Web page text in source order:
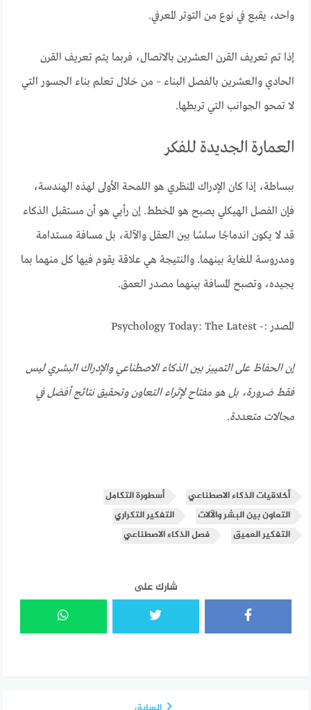
واحد، يقبع في نوع من التوتر المعرفي.
إذا تم تعريف القرن العشرين بالاتصال، فربما يتم تعريف القرن
الحادي والعشرين بالفصل البناء – من خلال تعلم بناء الجسور التي
لا تمحو الجوانب التي تربطها.
العمارة الجديدة للفكر
ببساطة، إذا كان الإدراك المنظري هو اللمحة الأولى لهذه الهندسة،
فإن الفصل الهيكلي يصبح هو المخطط. إن رأيي هو أن مستقبل الذكاء
قد لا يكون اندماجًا سلسًا بين العقل والآلة، بل مسافة مستدامة
ومدروسة للغاية بينهما. والنتيجة هي علاقة يقوم فيها كل منهما بما
يجيده، وتصبح المسافة بينهما مصدر العمق.
المصدر :- Psychology Today: The Latest
إن الحفاظ على التمييز بين الذكاء الاصطناعي والإدراك البشري ليس
فقط ضرورة، بل هو مفتاح لإثراء التعاون وتحقيق نتائج أفضل في
مجالات متعددة.
أخلاقيات الذكاء الاصطناعي
أسطورة التكامل
التعاون بين البشر والآلات
التفكير التكراري
التفكير العميق
فصل الذكاء الاصطناعي
شارك على